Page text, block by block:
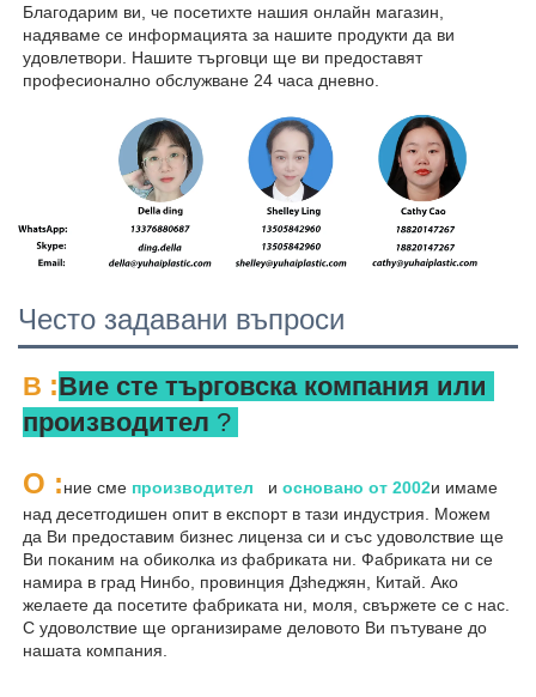
Благодарим ви, че посетихте нашия онлайн магазин,
надяваме се информацията за нашите продукти да ви
удовлетвори. Нашите търговци ще ви предоставят
професионално обслужване 24 часа дневно.
Често задавани въпроси
В :Вие сте търговска компания или
производител ?
О :ние сме производител и основано от 2002и имаме
над десетгодишен опит в експорт в тази индустрия. Можем
да Ви предоставим бизнес лиценза си и със удоволствие ще
Ви поканим на обиколка из фабриката ни. Фабриката ни се
намира в град Нинбо, провинция Дзheджян, Китай. Ако
желаете да посетите фабриката ни, моля, свържете се с нас.
С удоволствие ще организираме деловото Ви пътуване до
нашата компания.